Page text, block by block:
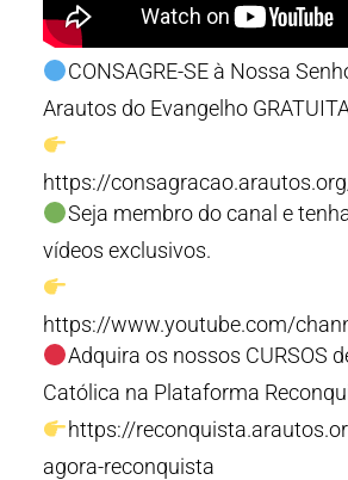
CONSAGRE-SE à Nossa
Arautos do Evangelho
https://
Seja membro do canal e
vídeos exclusivos.
https://www.youtube.com/
Adquira os nossos CURSOS
Católica na Plataforma
https://
agora-reconquista